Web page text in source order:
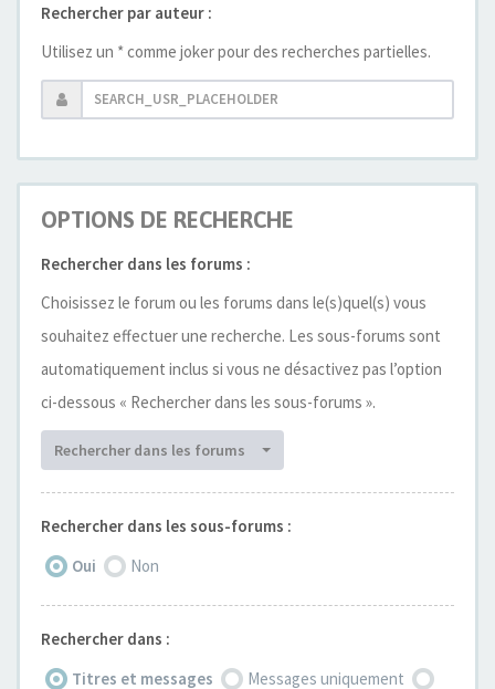
Rechercher par auteur :
Utilisez un * comme joker pour des recherches partielles.
OPTIONS DE RECHERCHE
Rechercher dans les forums :
Choisissez le forum ou les forums dans le(s)quel(s) vous
souhaitez effectuer une recherche. Les sous-forums sont
automatiquement inclus si vous ne désactivez pas l’option
ci-dessous « Rechercher dans les sous-forums ».
Rechercher dans les forums
Rechercher dans les sous-forums :
Oui
Non
Rechercher dans :
Titres et messages
Messages uniquement